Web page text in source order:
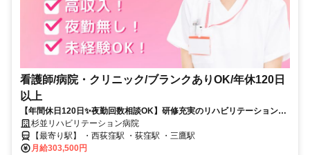
看護師/病院・クリニック/ブランクありOK/年休120日
以上
【年間休日120日✨夜勤回数相談OK】研修充実のリハビリテーション病
院✨回復期未経験も歓迎⭕
杉並リハビリテーション病院
【最寄り駅】 ・西荻窪駅 ・荻窪駅 ・三鷹駅
月給303,500円